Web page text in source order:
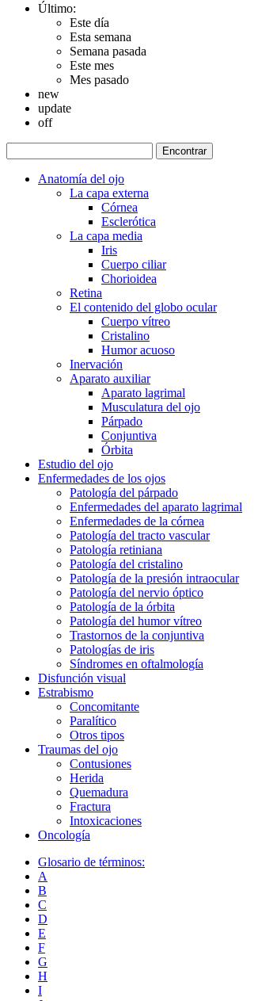
Último:
Este día
Esta semana
Semana pasada
Este mes
Mes pasado
new
update
off
Anatomía del ojo
La capa externa
Córnea
Esclerótica
La capa media
Iris
Cuerpo ciliar
Chorioidea
Retina
El contenido del globo ocular
Cuerpo vítreo
Cristalino
Humor acuoso
Inervación
Aparato auxiliar
Aparato lagrimal
Musculatura del ojo
Párpado
Conjuntiva
Órbita
Estudio del ojo
Enfermedades de los ojos
Patología del párpado
Enfermedades del aparato lagrimal
Enfermedades de la córnea
Patología del tracto vascular
Patología retiniana
Patología del cristalino
Patología de la presión intraocular
Patología del nervio óptico
Patología de la órbita
Patología del humor vítreo
Trastornos de la conjuntiva
Patologías de iris
Síndromes en oftalmología
Disfunción visual
Estrabismo
Concomitante
Paralítico
Otros tipos
Traumas del ojo
Сontusiones
Herida
Quemadura
Fractura
Intoxicaciones
Oncología
Glosario de términos:
A
B
C
D
E
F
G
H
I